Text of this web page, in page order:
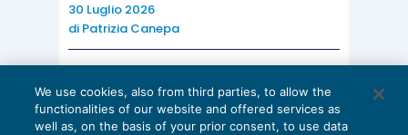
30 Luglio 2026
di Patrizia Canepa
EU AI Act e studi professionali: le
scadenze concrete
We use cookies, also from third parties, to allow the
functionalities of our website and offered services as
well as, on the basis of your prior consent, to use data